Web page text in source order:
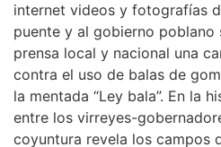
internet videos y fotografías
puente y al gobierno poblano
prensa local y nacional una
contra el uso de balas de
la mentada “Ley bala”. En la
entre los virreyes-
coyuntura revela los campos